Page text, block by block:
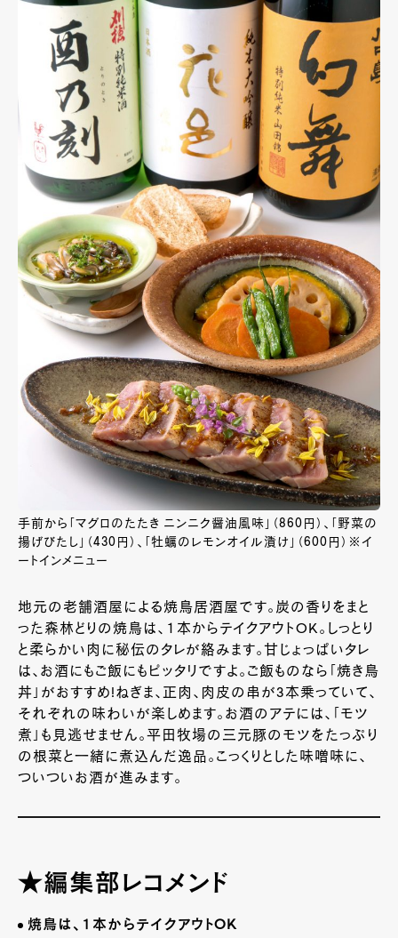
手前から「マグロのたたき ニンニク醤油風味」（860円）、「野菜の
揚げびたし」（430円）、「牡蠣のレモンオイル漬け」（600円）※イ
ートインメニュー
地元の老舗酒屋による焼鳥居酒屋です。炭の香りをまと
った森林どりの焼鳥は、１本からテイクアウトOK。しっとり
と柔らかい肉に秘伝のタレが絡みます。甘じょっぱいタレ
は、お酒にもご飯にもピッタリですよ。ご飯ものなら「焼き鳥
丼」がおすすめ!ねぎま、正肉、肉皮の串が3本乗っていて、
それぞれの味わいが楽しめます。お酒のアテには、「モツ
煮」も見逃せません。平田牧場の三元豚のモツをたっぷり
の根菜と一緒に煮込んだ逸品。こっくりとした味噌味に、
ついついお酒が進みます。
★編集部レコメンド
焼鳥は、１本からテイクアウトOK